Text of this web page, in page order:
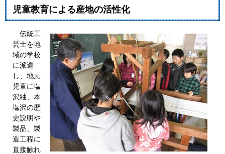
児童教育による産地の活性化
伝統工
芸士を地
域の学校
に派遣
し、地元
児童に塩
沢紬、本
塩沢の歴
史説明や
製品、製
造工程に
直接触れ